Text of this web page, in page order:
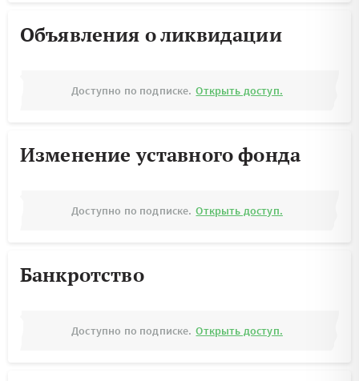
Объявления о ликвидации
Доступно по подписке. Открыть доступ.
Изменение уставного фонда
Доступно по подписке. Открыть доступ.
Банкротство
Доступно по подписке. Открыть доступ.